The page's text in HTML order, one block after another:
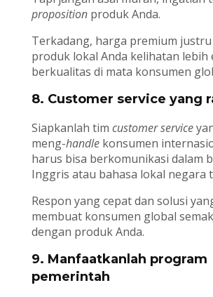
propositionproduk Anda.
Terkadang, harga premium
produk lokal Anda kelihatan lebih
berkualitas di mata konsumen
8. Customer service yang
Siapkanlah tim customer service
meng-handlekonsumen
harus bisa berkomunikasi dalam
Inggris atau bahasa lokal negara
Respon yang cepat dan solusi
membuat konsumen global
dengan produk Anda.
9. Manfaatkanlah program
pemerintah